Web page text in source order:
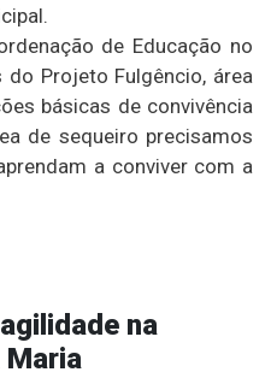
de Educação no
do Projeto Fulgêncio, área
básicas de convivência
de sequeiro precisamos
a conviver com a
na
Maria